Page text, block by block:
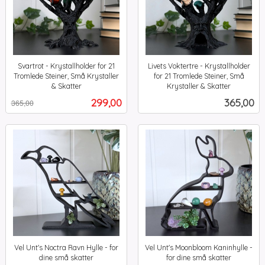
Svartrot - Krystallholder for 21
Tromlede Steiner, Små Krystaller
& Skatter
Tilbud
299,00
365,00
mva.
Livets Voktertre - Krystallholder
for 21 Tromlede Steiner, Små
Krystaller & Skatter
Pris
365,00
Vel Unt's Noctra Ravn Hylle - for
dine små skatter
Vel Unt's Moonbloom Kaninhylle -
for dine små skatter